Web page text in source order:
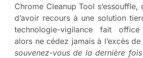
Chrome Cleanup Tool s’essouffle,
d’avoir recours à une solution
technologie-vigilance fait
alors ne cédez jamais à l’excès
souvenez-vous de la dernière